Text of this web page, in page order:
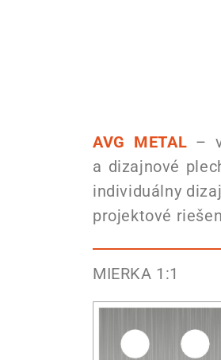
AVG METAL –
a dizajnové
individuálny
projektové
MIERKA 1:1